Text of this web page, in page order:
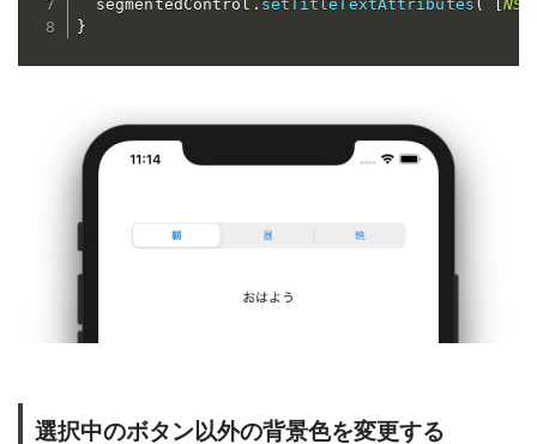
  segmentedControl
. setTitleTextAttributes ( [
}
選択中のボタン以外の背景色を変更する